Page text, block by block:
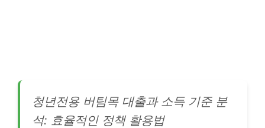
청년전용 버팀목 대출과 소득 기준 분
석: 효율적인 정책 활용법